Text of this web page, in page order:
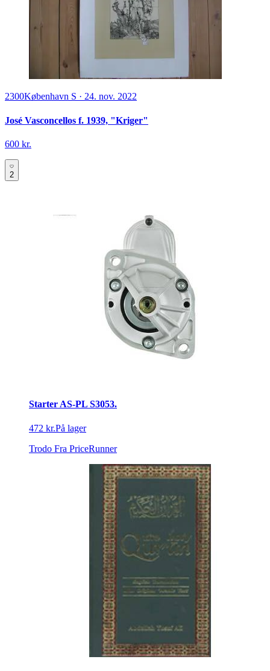
2300København S · 24. nov. 2022
José Vasconcellos f. 1939, "Kriger"
600 kr.
2
Starter AS-PL S3053.
472 kr.På lager
Trodo Fra PriceRunner